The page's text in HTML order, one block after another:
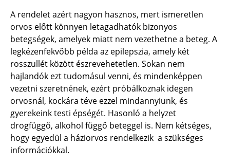
A rendelet azért nagyon hasznos, mert ismeretlen
orvos előtt könnyen letagadhatók bizonyos
betegségek, amelyek miatt nem vezethetne a beteg. A
legkézenfekvőbb példa az epilepszia, amely két
rosszullét között észrevehetetlen. Sokan nem
hajlandók ezt tudomásul venni, és mindenképpen
vezetni szeretnének, ezért próbálkoznak idegen
orvosnál, kockára téve ezzel mindannyiunk, és
gyerekeink testi épségét. Hasonló a helyzet
drogfüggő, alkohol függő beteggel is. Nem kétséges,
hogy egyedül a háziorvos rendelkezik a szükséges
információkkal.